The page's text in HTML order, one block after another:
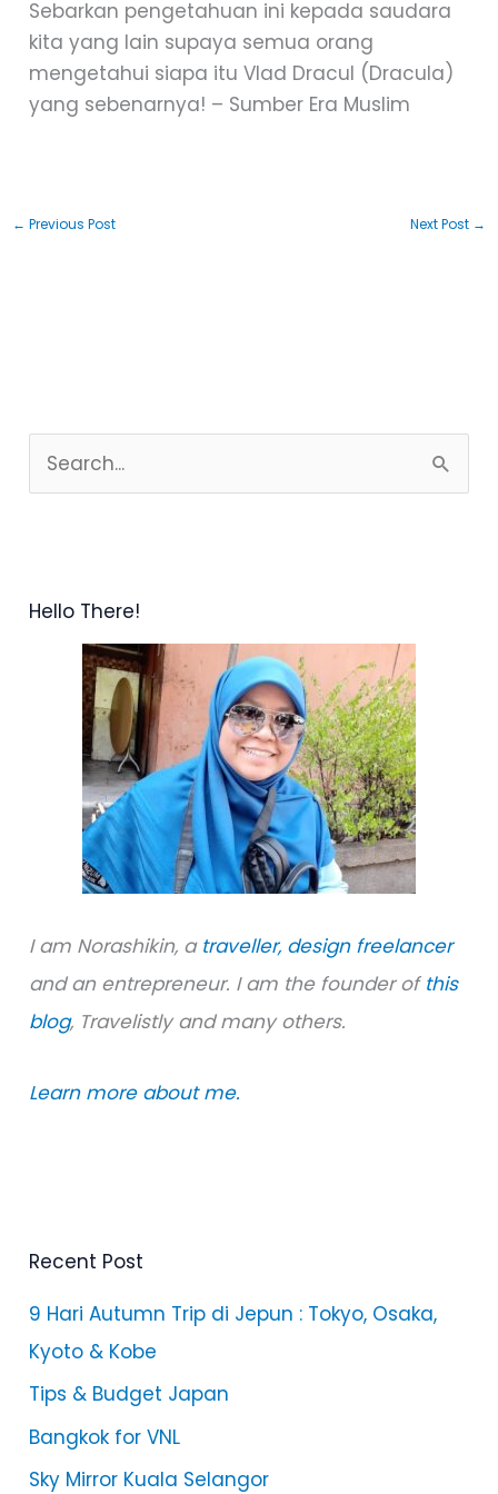
Sebarkan pengetahuan ini kepada saudara
kita yang lain supaya semua orang
mengetahui siapa itu Vlad Dracul (Dracula)
yang sebenarnya! – Sumber Era Muslim
← Previous Post Next Post →
c
Hello There!
I am Norashikin, a traveller, design freelancer
and an entrepreneur. I am the founder of this
blog, Travelistly and many others.
Learn more about me.
Recent Post
9 Hari Autumn Trip di Jepun : Tokyo, Osaka,
Kyoto & Kobe
Tips & Budget Japan
Bangkok for VNL
Sky Mirror Kuala Selangor